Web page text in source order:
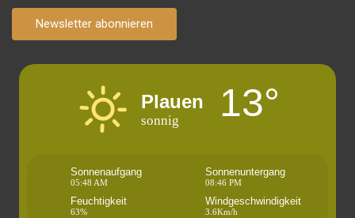
Newsletter abonnieren
Plauen
sonnig 13°
Sonnenaufgang
05:48 AM
Sonnenuntergang
08:46 PM
Feuchtigkeit
63%
Windgeschwindigkeit
3.6Km/h